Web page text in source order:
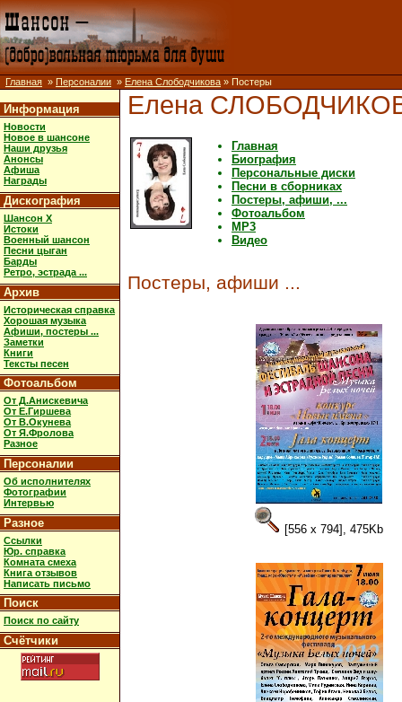
Главная » Персоналии » Елена Слободчикова » Постеры
Информация
Новости
Новое в шансоне
Наши друзья
Анонсы
Афиша
Награды
Дискография
Шансон X
Истоки
Военный шансон
Песни цыган
Барды
Ретро, эстрада ...
Архив
Историческая справка
Хорошая музыка
Афиши, постеры ...
Заметки
Книги
Тексты песен
Фотоальбом
От Д.Анискевича
От Е.Гиршева
От В.Окунева
От Я.Фролова
Разное
Персоналии
Об исполнителях
Фотографии
Интервью
Разное
Ссылки
Юр. справка
Комната смеха
Книга отзывов
Написать письмо
Поиск
Поиск по сайту
Счётчики
Елена
Главная
Биография
Персональные диски
Песни в сборниках
Постеры, афиши, ...
Фотоальбом
MP3
Видео
Постеры, афиши ...
[556 x 794], 475Kb